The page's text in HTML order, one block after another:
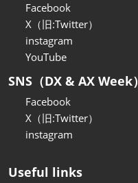
Facebook
X（旧:Twitter）
instagram
YouTube
SNS（DX & AX Week）
Facebook
X（旧:Twitter）
instagram
Useful links